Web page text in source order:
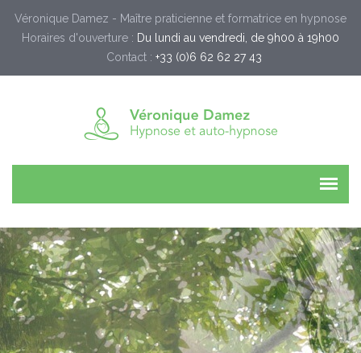
Véronique Damez - Maître praticienne et formatrice en hypnose
Horaires d'ouverture : Du lundi au vendredi, de 9h00 à 19h00
Contact : +33 (0)6 62 62 27 43